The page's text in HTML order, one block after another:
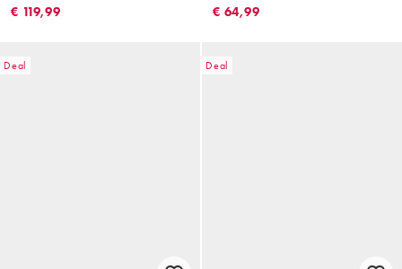
€ 119,99
€ 64,99
Deal Deal